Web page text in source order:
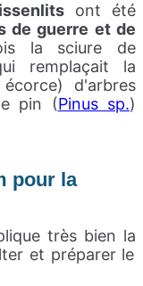
ont été
de guerre et de
la sciure de
remplaçait la
d'arbres
pin (Pinus sp.)
pour la
très bien la
et préparer le